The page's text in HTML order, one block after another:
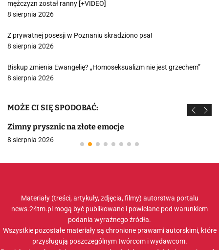
mężczyzn został ranny [+VIDEO]
8 sierpnia 2026
Z prywatnej posesji w Poznaniu skradziono psa!
8 sierpnia 2026
Biskup zmienia Ewangelię? „Homoseksualizm nie jest grzechem”
8 sierpnia 2026
MOŻE CI SIĘ SPODOBAĆ:
Zimny prysznic na złote emocje
8 sierpnia 2026
Materiały (treści, artykuły, zdjęcia, filmy) autorstwa portalu
news.24tm.pl mogą być publikowane i powielane pod warunkiem
podania wyraźnego źródła.
Wszystkie pozostałe materiały są chronione prawami autorskimi, które
przysługują poszczególnym twórcom i wydawcom.